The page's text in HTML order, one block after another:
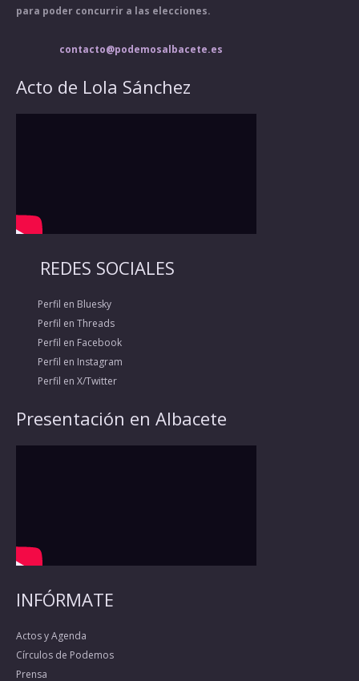
para poder concurrir a las elecciones.
contacto@podemosalbacete.es
Acto de Lola Sánchez
REDES SOCIALES
Perfil en Bluesky
Perfil en Threads
Perfil en Facebook
Perfil en Instagram
Perfil en X/Twitter
Presentación en Albacete
INFÓRMATE
Actos y Agenda
Círculos de Podemos
Prensa